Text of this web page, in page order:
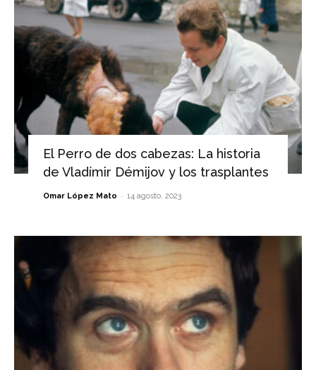
El Perro de dos cabezas: La historia
de Vladímir Démijov y los trasplantes
Omar López Mato - 14 agosto, 2023